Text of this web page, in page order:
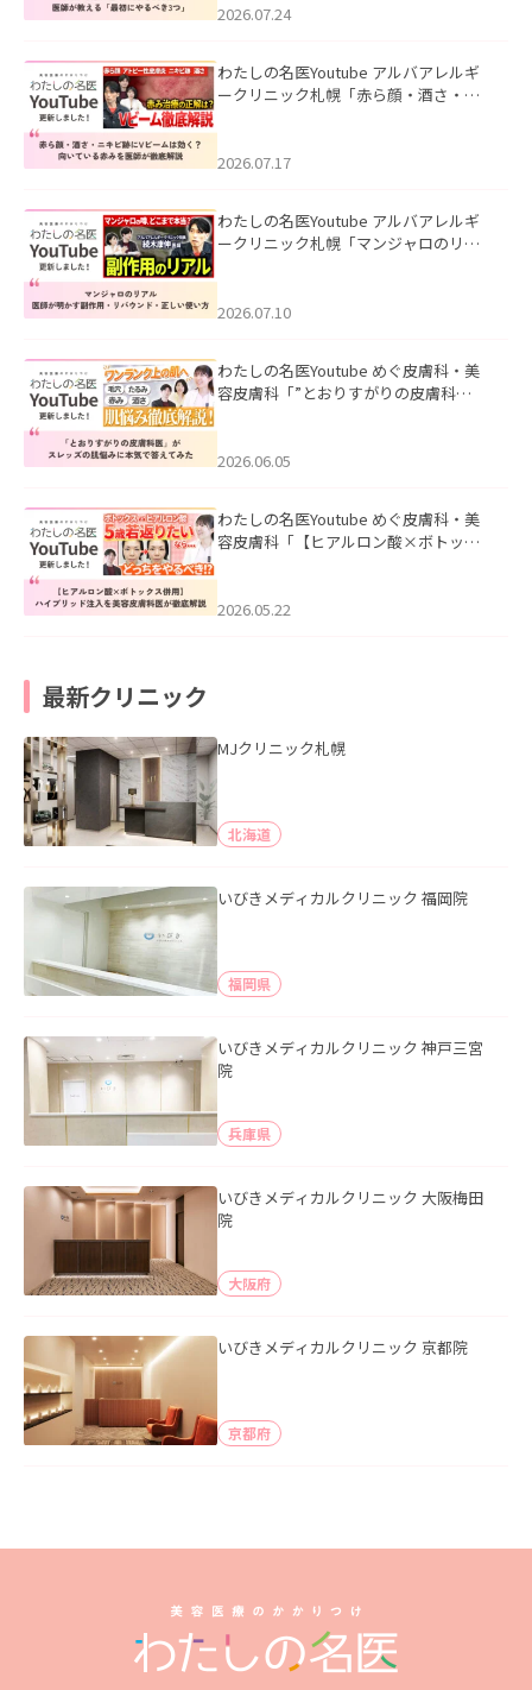
た。
2026.07.24
わたしの名医Youtube アルバアレルギ
ークリニック札幌「赤ら顔・酒さ・ニ
した。
2026.07.17
わたしの名医Youtube アルバアレルギ
ークリニック札幌「マンジャロのリア
た。
2026.07.10
わたしの名医Youtube めぐ皮膚科・美
容皮膚科「”とおりすがりの皮膚科
2026.06.05
わたしの名医Youtube めぐ皮膚科・美
容皮膚科「【ヒアルロン酸×ボトック
た。
2026.05.22
最新クリニック
MJクリニック札幌
北海道
いびきメディカルクリニック 福岡院
福岡県
いびきメディカルクリニック 神戸三宮
院
兵庫県
いびきメディカルクリニック 大阪梅田
院
大阪府
いびきメディカルクリニック 京都院
京都府